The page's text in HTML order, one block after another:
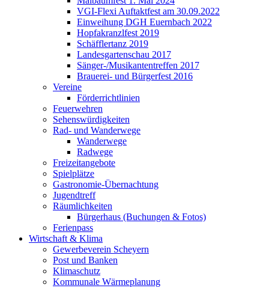
VGI-Flexi Auftaktfest am 30.09.2022
Einweihung DGH Euernbach 2022
Hopfakranzlfest 2019
Schäfflertanz 2019
Landesgartenschau 2017
Sänger-/Musikantentreffen 2017
Brauerei- und Bürgerfest 2016
Vereine
Förderrichtlinien
Feuerwehren
Sehenswürdigkeiten
Rad- und Wanderwege
Wanderwege
Radwege
Freizeitangebote
Spielplätze
Gastronomie-Übernachtung
Jugendtreff
Räumlichkeiten
Bürgerhaus (Buchungen & Fotos)
Ferienpass
Wirtschaft & Klima
Gewerbeverein Scheyern
Post und Banken
Klimaschutz
Kommunale Wärmeplanung